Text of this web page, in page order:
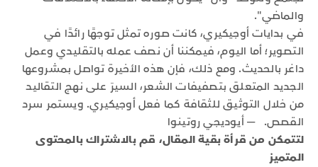
والماضي".
في بدايات أوجيكيري، كانت صوره تمثل توجهًا رائدًا في
التصوير؛ أما اليوم، فيمكننا أن نصف عمله بالتقليدي وعمل
داغر بالحديث. ومع ذلك، فإن هذه الأخيرة تواصل بمشروعها
الجديد المتعلق بتصفيفات الشعر، السيرَ على نهج التقاليد
من خلال التوثيق للثقافة كما فعل أوجيكيري. ويستمر سرد
القصص. — أيوديجي روتينوا
لتتمكن من قرأة بقية المقال، قم بالاشتراك بالمحتوى
المتميز